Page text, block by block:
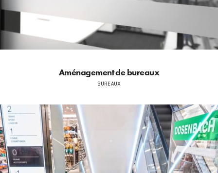
Aménagement de bureaux
BUREAUX